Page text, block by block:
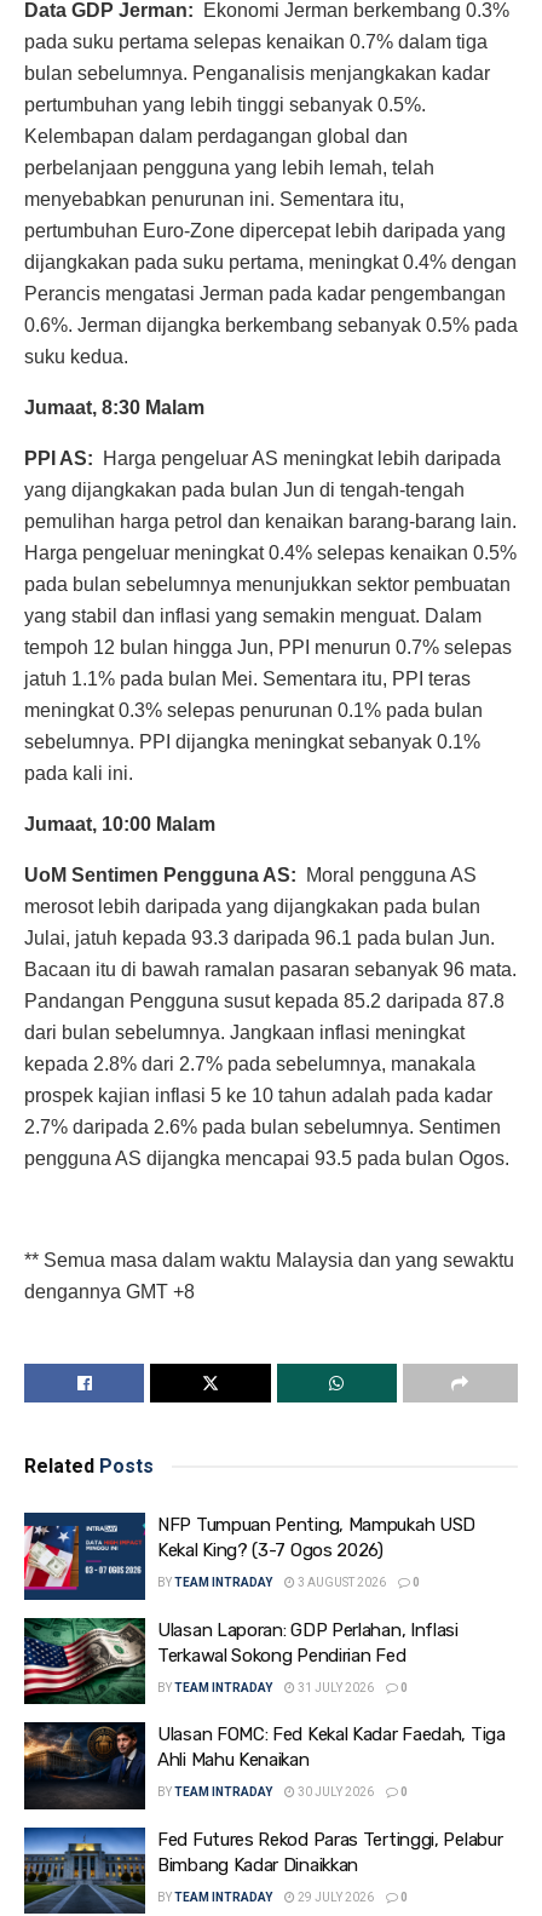
Data GDP Jerman: Ekonomi Jerman berkembang 0.3%
pada suku pertama selepas kenaikan 0.7% dalam tiga
bulan sebelumnya. Penganalisis menjangkakan kadar
pertumbuhan yang lebih tinggi sebanyak 0.5%.
Kelembapan dalam perdagangan global dan
perbelanjaan pengguna yang lebih lemah, telah
menyebabkan penurunan ini. Sementara itu,
pertumbuhan Euro-Zone dipercepat lebih daripada yang
dijangkakan pada suku pertama, meningkat 0.4% dengan
Perancis mengatasi Jerman pada kadar pengembangan
0.6%. Jerman dijangka berkembang sebanyak 0.5% pada
suku kedua.
Jumaat, 8:30 Malam
PPI AS: Harga pengeluar AS meningkat lebih daripada
yang dijangkakan pada bulan Jun di tengah-tengah
pemulihan harga petrol dan kenaikan barang-barang lain.
Harga pengeluar meningkat 0.4% selepas kenaikan 0.5%
pada bulan sebelumnya menunjukkan sektor pembuatan
yang stabil dan inflasi yang semakin menguat. Dalam
tempoh 12 bulan hingga Jun, PPI menurun 0.7% selepas
jatuh 1.1% pada bulan Mei. Sementara itu, PPI teras
meningkat 0.3% selepas penurunan 0.1% pada bulan
sebelumnya. PPI dijangka meningkat sebanyak 0.1%
pada kali ini.
Jumaat, 10:00 Malam
UoM Sentimen Pengguna AS: Moral pengguna AS
merosot lebih daripada yang dijangkakan pada bulan
Julai, jatuh kepada 93.3 daripada 96.1 pada bulan Jun.
Bacaan itu di bawah ramalan pasaran sebanyak 96 mata.
Pandangan Pengguna susut kepada 85.2 daripada 87.8
dari bulan sebelumnya. Jangkaan inflasi meningkat
kepada 2.8% dari 2.7% pada sebelumnya, manakala
prospek kajian inflasi 5 ke 10 tahun adalah pada kadar
2.7% daripada 2.6% pada bulan sebelumnya. Sentimen
pengguna AS dijangka mencapai 93.5 pada bulan Ogos.
** Semua masa dalam waktu Malaysia dan yang sewaktu
dengannya GMT +8
Related Posts
NFP Tumpuan Penting, Mampukah USD
Kekal King? (3-7 Ogos 2026)
BYTEAM INTRADAY 3 AUGUST 2026 0
Ulasan Laporan: GDP Perlahan, Inflasi
Terkawal Sokong Pendirian Fed
BYTEAM INTRADAY 31 JULY 2026 0
Ulasan FOMC: Fed Kekal Kadar Faedah, Tiga
Ahli Mahu Kenaikan
BYTEAM INTRADAY 30 JULY 2026 0
Fed Futures Rekod Paras Tertinggi, Pelabur
Bimbang Kadar Dinaikkan
BYTEAM INTRADAY 29 JULY 2026 0